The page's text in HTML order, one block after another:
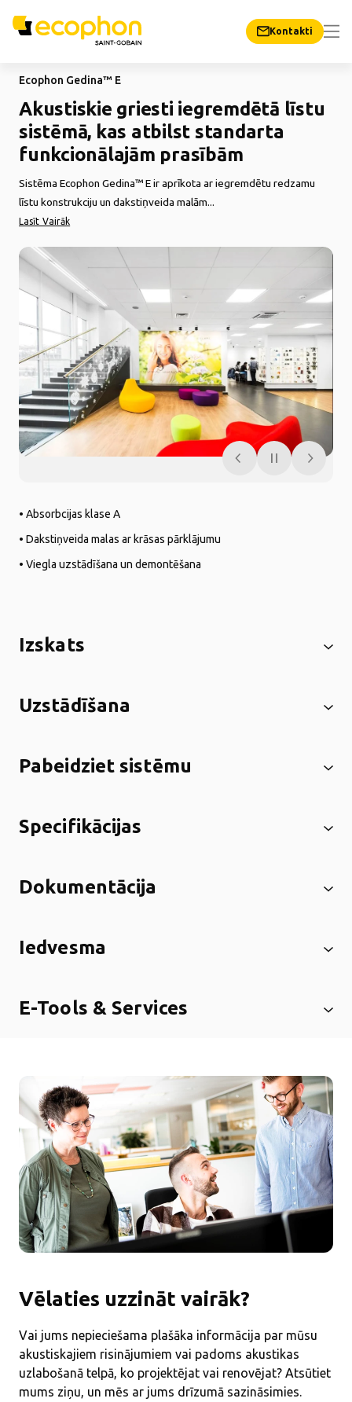
Kontakti
Ecophon Gedina™ E
Akustiskie griesti iegremdētā līstu
sistēmā, kas atbilst standarta
funkcionālajām prasībām
Sistēma Ecophon Gedina™ E ir aprīkota ar iegremdētu redzamu
līstu konstrukciju un dakstiņveida malām...
Lasīt Vairāk
• Absorbcijas klase A
• Dakstiņveida malas ar krāsas pārklājumu
• Viegla uzstādīšana un demontēšana
Izskats
Uzstādīšana
Pabeidziet sistēmu
Specifikācijas
Dokumentācija
Iedvesma
E-Tools & Services
Vēlaties uzzināt vairāk?
Vai jums nepieciešama plašāka informācija par mūsu
akustiskajiem risinājumiem vai padoms akustikas
uzlabošanā telpā, ko projektējat vai renovējat? Atsūtiet
mums ziņu, un mēs ar jums drīzumā sazināsimies.